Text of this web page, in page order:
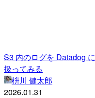
S3 内のログを Datadog
扱ってみる
枡川 健太郎
2026.01.31